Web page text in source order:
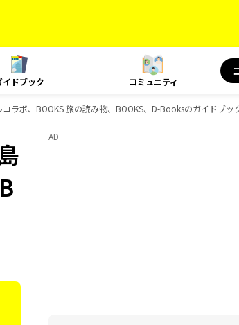
イドブック コミュニティ
ラボ、BOOKS 旅の読み物、BOOKS、D-Booksのガイドブッ
AD